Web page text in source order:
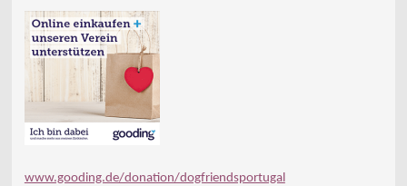
www.gooding.de/donation/dogfriendsportugal